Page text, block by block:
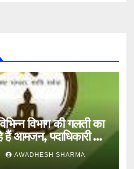
विभाग की गलती का
हैं आमजन, पदाधिकारी और
AWADHESH SHARMA